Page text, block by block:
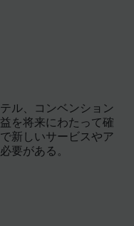
ル、コンベンション
を将来にわたって確
新しいサービスやア
要がある。